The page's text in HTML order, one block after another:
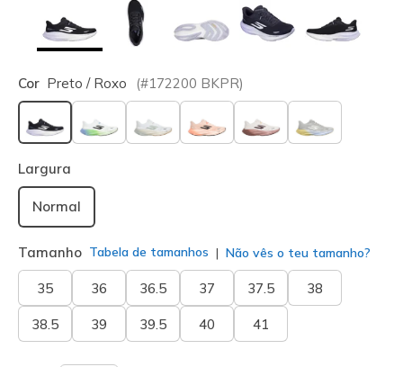
Cor Preto / Roxo (#172200 BKPR)
selecionado
Largura
Normal
Tamanho Tabela de tamanhos Não vês o teu tamanho?
35 36 36.5 37 37.5 38
38.5 39 39.5 40 41